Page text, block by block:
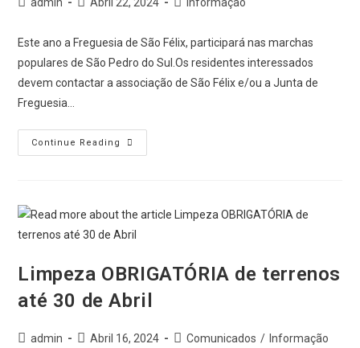
Este ano a Freguesia de São Félix, participará nas marchas
populares de São Pedro do Sul.Os residentes interessados
devem contactar a associação de São Félix e/ou a Junta de
Freguesia…
Continue Reading
Limpeza OBRIGATÓRIA de terrenos
até 30 de Abril
admin Abril 16, 2024 Comunicados / Informação